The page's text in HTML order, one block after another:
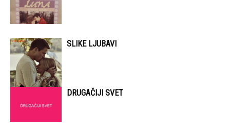
SLIKE LJUBAVI
DRUGAČIJI SVET